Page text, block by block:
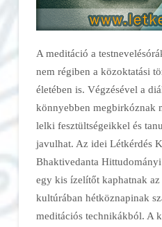
A meditáció a
nem régiben a közoktatási
életében is. Végzésével a
könnyebben megbirkóznak
lelki fesztültségeikkel és
javulhat. Az idei Létkérdés
Bhaktivedanta
egy kis ízelítőt kaphatnak
kultúrában hétköznapinak
meditációs technikákból. A